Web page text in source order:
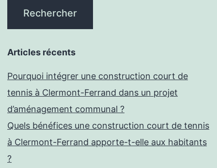
Articles récents
Pourquoi intégrer une construction court de
tennis à Clermont-Ferrand dans un projet
d’aménagement communal ?
Quels bénéfices une construction court de tennis
à Clermont-Ferrand apporte-t-elle aux habitants
?